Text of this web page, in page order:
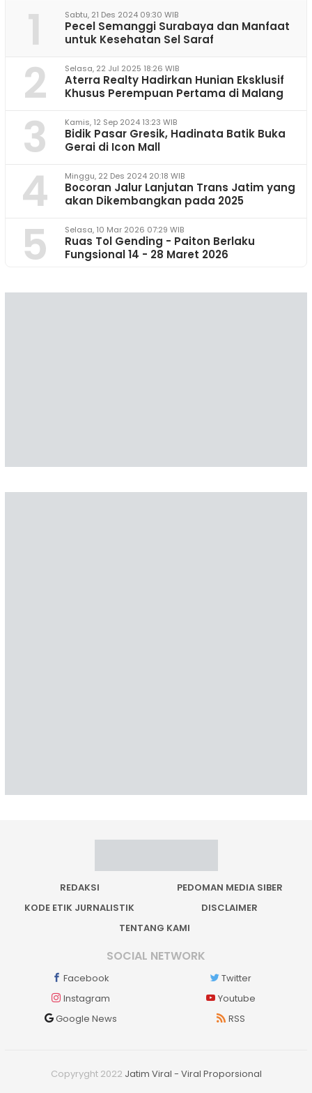
1 Sabtu, 21 Des 2024 09:30 WIB
Pecel Semanggi Surabaya dan Manfaat
untuk Kesehatan Sel Saraf
2 Selasa, 22 Jul 2025 18:26 WIB
Aterra Realty Hadirkan Hunian Eksklusif
Khusus Perempuan Pertama di Malang
3 Kamis, 12 Sep 2024 13:23 WIB
Bidik Pasar Gresik, Hadinata Batik Buka
Gerai di Icon Mall
4 Minggu, 22 Des 2024 20:18 WIB
Bocoran Jalur Lanjutan Trans Jatim yang
akan Dikembangkan pada 2025
5 Selasa, 10 Mar 2026 07:29 WIB
Ruas Tol Gending - Paiton Berlaku
Fungsional 14 - 28 Maret 2026
REDAKSI
PEDOMAN MEDIA SIBER
KODE ETIK JURNALISTIK
DISCLAIMER
TENTANG KAMI
SOCIAL NETWORK
Facebook
Twitter
Instagram
Youtube
Google News
RSS
Copyryght 2022 Jatim Viral - Viral Proporsional